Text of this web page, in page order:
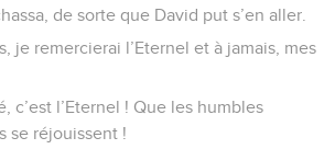
de sorte que David put s’en aller.
je remercierai l’Eternel et à jamais, mes
c’est l’Eternel ! Que les humbles
se réjouissent !